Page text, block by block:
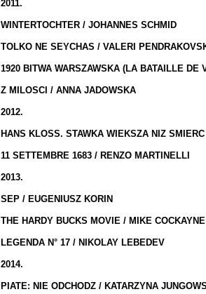
2011.
WINTERTOCHTER / JOHANNES SCHMID
TOLKO NE SEYCHAS / VALERI
1920 BITWA WARSZAWSKA (LA BATAILLE DE
Z MILOSCI / ANNA JADOWSKA
2012.
HANS KLOSS. STAWKA WIEKSZA NIZ
11 SETTEMBRE 1683 / RENZO MARTINELLI
2013.
SEP / EUGENIUSZ KORIN
THE HARDY BUCKS MOVIE / MIKE COCKAYNE
LEGENDA N° 17 / NIKOLAY LEBEDEV
2014.
PIATE: NIE ODCHODZ / KATARZYNA